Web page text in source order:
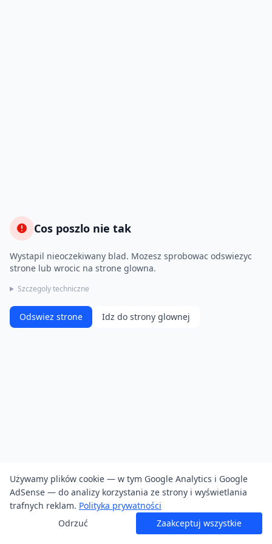
Cos poszlo nie tak
Wystapil nieoczekiwany blad. Mozesz sprobowac odswiezyc
strone lub wrocic na strone glowna.
Szczegoly techniczne
Odswiez strone Idz do strony glownej
Używamy plików cookie — w tym Google Analytics i Google
AdSense — do analizy korzystania ze strony i wyświetlania
trafnych reklam. Polityka prywatności
Odrzuć
Zaakceptuj wszystkie